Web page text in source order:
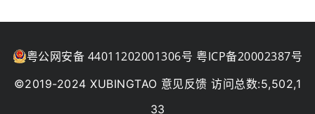
粤公网安备 44011202001306号 粤ICP备20002387号
©2019-2024 XUBINGTAO 意见反馈 访问总数:5,502,1
33